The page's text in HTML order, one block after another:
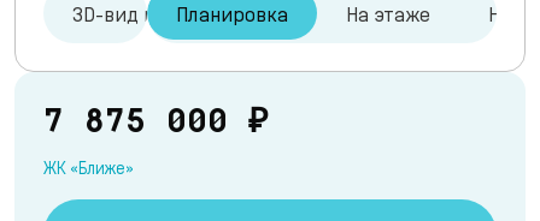
3D-вид и турыПланировка На этаже На
7 875 000 ₽
ЖК «Ближе»